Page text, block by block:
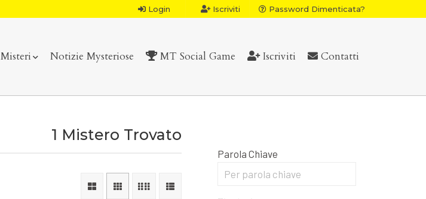
Login Iscriviti Password Dimenticata?
Misteri Notizie Mysteriose MT Social Game Iscriviti Contatti
1 Mistero Trovato
Parola Chiave